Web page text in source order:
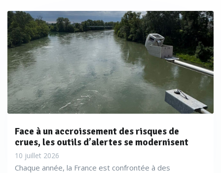
Face à un accroissement des risques de
crues, les outils d’alertes se modernisent
10 juillet 2026
Chaque année, la France est confrontée à des